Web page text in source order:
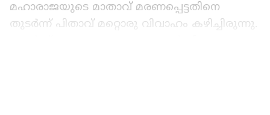
മഹാരാജയുടെ മാതാവ് മരണപ്പെട്ടതിനെ
തുടർന്ന് പിതാവ് മറ്റൊരു വിവാഹം കഴിച്ചിരുന്നു.